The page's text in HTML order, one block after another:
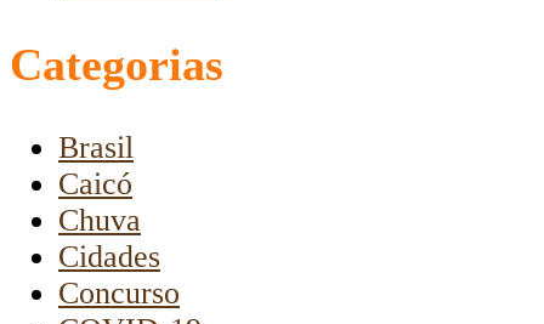
Categorias
Brasil
Caicó
Chuva
Cidades
Concurso